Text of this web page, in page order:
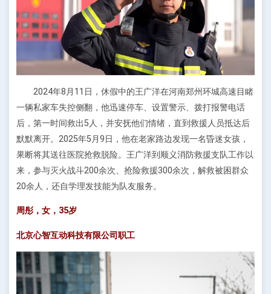
2024年8月11日，休假中的王广洋在河南郑州环城高速目睹
一辆私家车失控侧翻，他迅速停车、设置警示、拨打报警电话
后，第一时间救出5人，并安抚他们情绪，直到救援人员抵达后
默默离开。2025年5月9日，他在老家路边发现一名昏迷女孩，
果断将其送往医院抢救脱险。王广洋到顺义消防救援支队工作以
来，参与灭火战斗200余次、抢险救援300余次，解救被困群众
20余人，还自学理发技能为队友服务。
周彤，女，35岁
北京心智互动科技有限公司职工